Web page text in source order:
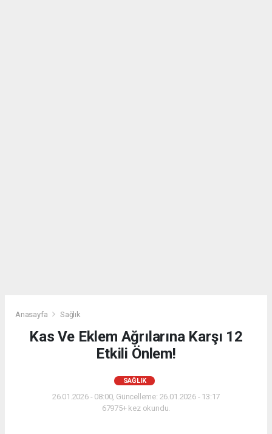
Anasayfa Sağlık
Kas Ve Eklem Ağrılarına Karşı 12
Etkili Önlem!
SAĞLIK
26.01.2026 - 08:00, Güncelleme: 26.01.2026 - 13:17
67975+ kez okundu.